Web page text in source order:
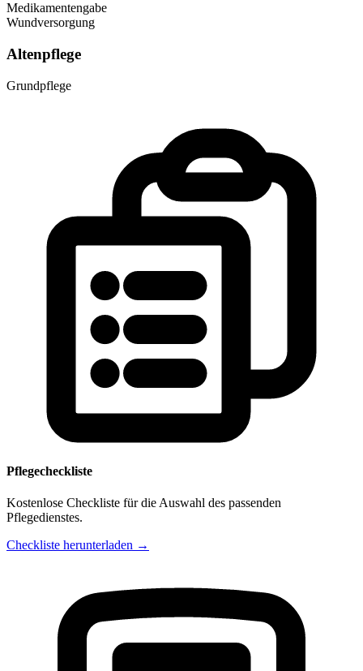
Medikamentengabe
Wundversorgung
Altenpflege
Grundpflege
Pflegecheckliste
Kostenlose Checkliste für die Auswahl des passenden
Pflegedienstes.
Checkliste herunterladen →